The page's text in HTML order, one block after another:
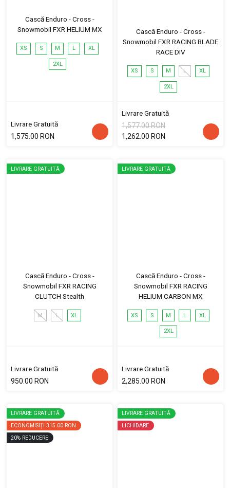
Cască Enduro - Cross -
Snowmobil FXR HELIUM MX
XS S M L XL
2XL
Livrare Gratuită
1,575.00 RON
Cască Enduro - Cross -
Snowmobil FXR RACING BLADE
RACE DIV
XS S M L XL
2XL
Livrare Gratuită
1,577.00 RON
1,262.00 RON
LIVRARE GRATUITĂ
Cască Enduro - Cross -
Snowmobil FXR RACING
CLUTCH Stealth
M L XL
Livrare Gratuită
950.00 RON
LIVRARE GRATUITĂ
Cască Enduro - Cross -
Snowmobil FXR RACING
HELIUM CARBON MX
XS S M L XL
2XL
Livrare Gratuită
2,285.00 RON
LIVRARE GRATUITĂ
ECONOMISIȚI 315.00 RON
20% REDUCERE
LIVRARE GRATUITĂ
LICHIDARE